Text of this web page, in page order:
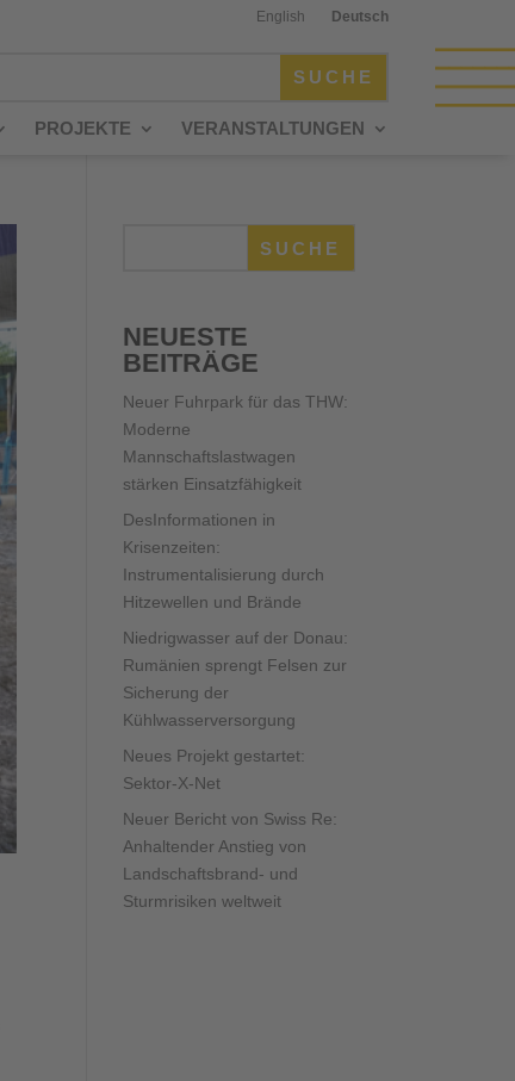
English Deutsch
PROJEKTE VERANSTALTUNGEN
SUCHE
NEUESTE
BEITRÄGE
Neuer Fuhrpark für das THW:
Moderne
Mannschaftslastwagen
stärken Einsatzfähigkeit
DesInformationen in
Krisenzeiten:
Instrumentalisierung durch
Hitzewellen und Brände
Niedrigwasser auf der Donau:
Rumänien sprengt Felsen zur
Sicherung der
Kühlwasserversorgung
Neues Projekt gestartet:
Sektor-X-Net
Neuer Bericht von Swiss Re:
Anhaltender Anstieg von
Landschaftsbrand- und
Sturmrisiken weltweit